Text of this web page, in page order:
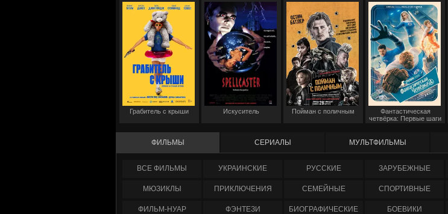
Грабитель с крыши Искуситель Пойман с поличным
Фантастическая
четвёрка: Первые шаги
ФИЛЬМЫ СЕРИАЛЫ МУЛЬТФИЛЬМЫ
ФИЛЬМЫ УКРАИНCКИЕ РУССКИЕ ЗАРУБЕЖНЫЕ
МЮЗИКЛЫ ПРИКЛЮЧЕНИЯ СЕМЕЙНЫЕ СПОРТИВНЫЕ
ФИЛЬМ-НУАР ФЭНТЕЗИ БИОГРАФИЧЕСКИЕ БОЕВИКИ